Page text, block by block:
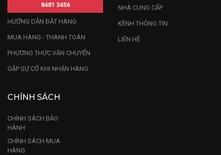
8481 3456
HƯỚNG DẪN ĐẶT HÀNG
MUA HÀNG - THANH TOÁN
PHƯƠNG THỨC VẬN CHUYỂN
GẶP SỰ CỐ KHI NHẬN HÀNG
NHÀ CUNG CẤP
KÊNH THÔNG TIN
LIÊN HỆ
CHÍNH SÁCH
CHÍNH SÁCH BẢO
HÀNH
CHÍNH SÁCH MUA
HÀNG